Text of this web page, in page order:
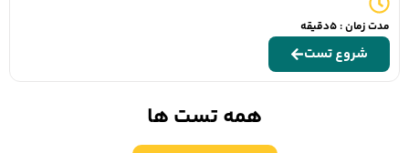
مدت زمان : 5دقیقه
شروع تست
همه تست ها